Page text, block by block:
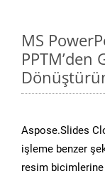
MS
Aspose.Slides
işleme benzer
resim biçimlerine